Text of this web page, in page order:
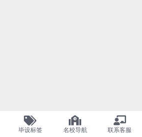
毕设标签 名校导航 联系客服